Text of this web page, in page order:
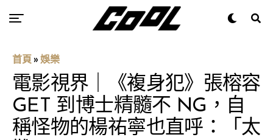
首頁 » 娛樂
電影視界｜《複身犯》張榕容
GET 到博士精髓不 NG，自
稱怪物的楊祐寧也直呼：「太